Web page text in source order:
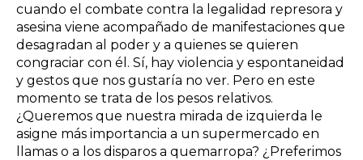
cuando el combate contra la legalidad represora y
asesina viene acompañado de manifestaciones que
desagradan al poder y a quienes se quieren
congraciar con él. Sí, hay violencia y espontaneidad
y gestos que nos gustaría no ver. Pero en este
momento se trata de los pesos relativos.
¿Queremos que nuestra mirada de izquierda le
asigne más importancia a un supermercado en
llamas o a los disparos a quemarropa? ¿Preferimos